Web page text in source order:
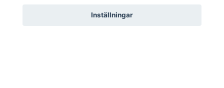
Inställningar